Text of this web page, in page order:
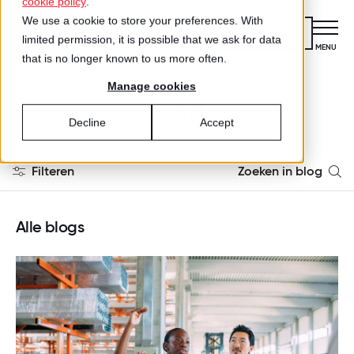
We use a cookie to store your preferences. With
limited permission, it is possible that we ask for data
that is no longer known to us more often.
Manage cookies
Accept
Decline
Kennismaken
MENU
CLOSE
VOOR ORGANISATIES
Wat is certificering?
Gecertificeerde organisaties
TEST
Is jouw organisatie een great place
to work?
Diensten
Medewerkersonderzoek
Certificering
Best Workplaces
Culture Coaching
Aanmelden
LIJSTEN
Best Workplaces™ Nederland
Agenda
Blog
Over ons
Ons verhaal
Blog
Filteren Zoeken in blog
Goed werkgeverschap
Organisatiecultuur
Leiderschap
Alle blogs